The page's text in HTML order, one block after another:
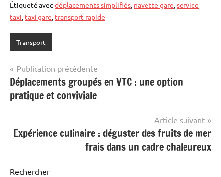
Étiqueté avec déplacements simplifiés, navette gare,service
taxi, taxi gare, transport rapide
Transport
Navigation
de
l’article
Publication précédente
Déplacements groupés en VTC : une option
pratique et conviviale
Article suivant
Expérience culinaire : déguster des fruits de mer
frais dans un cadre chaleureux
Rechercher